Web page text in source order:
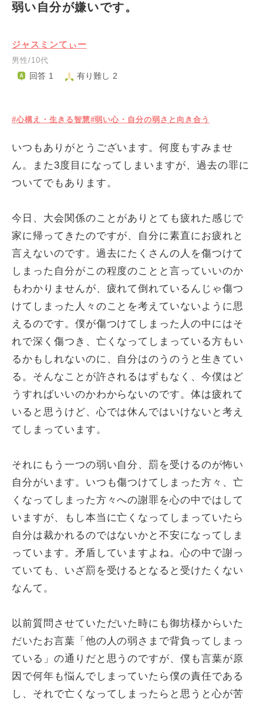
弱い自分が嫌いです。
ジャスミンてぃー
男性/10代
回答 1 有り難し 2
#心構え・生きる智慧#弱い心・自分の弱さと向き合う
いつもありがとうございます。何度もすみませ
ん。また3度目になってしまいますが、過去の罪に
ついてでもあります。
今日、大会関係のことがありとても疲れた感じで
家に帰ってきたのですが、自分に素直にお疲れと
言えないのです。過去にたくさんの人を傷つけて
しまった自分がこの程度のことと言っていいのか
もわかりませんが、疲れて倒れているんじゃ傷つ
けてしまった人々のことを考えていないように思
えるのです。僕が傷つけてしまった人の中にはそ
れで深く傷つき、亡くなってしまっている方もい
るかもしれないのに、自分はのうのうと生きてい
る。そんなことが許されるはずもなく、今僕はど
うすればいいのかわからないのです。体は疲れて
いると思うけど、心では休んではいけないと考え
てしまっています。
それにもう一つの弱い自分、罰を受けるのが怖い
自分がいます。いつも傷つけてしまった方々、亡
くなってしまった方々への謝罪を心の中ではして
いますが、もし本当に亡くなってしまっていたら
自分は裁かれるのではないかと不安になってしま
っています。矛盾していますよね。心の中で謝っ
ていても、いざ罰を受けるとなると受けたくない
なんて。
以前質問させていただいた時にも御坊様からいた
だいたお言葉「他の人の弱さまで背負ってしまっ
ている」の通りだと思うのですが、僕も言葉が原
因で何年も悩んでしまっていたら僕の責任である
し、それで亡くなってしまったらと思うと心が苦